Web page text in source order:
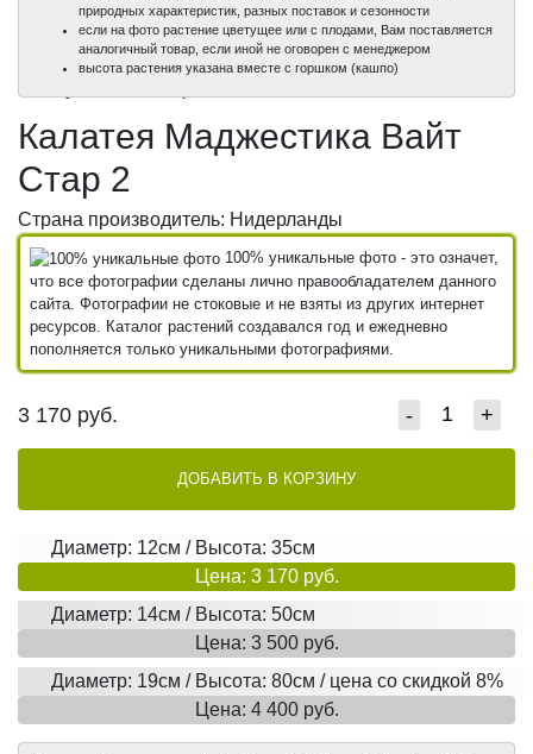
100%
100%
природных характеристик, разных поставок и сезонности
если на фото растение цветущее или с плодами, Вам поставляется
аналогичный товар, если иной не оговорен с менеджером
высота растения указана вместе с горшком (кашпо)
Калатея Маджестика Вайт
Стар 2
Страна производитель: Нидерланды
100% уникальные фото - это означет,
что все фотографии сделаны лично правообладателем данного
сайта. Фотографии не стоковые и не взяты из других интернет
ресурсов. Каталог растений создавался год и ежедневно
пополняется только уникальными фотографиями.
3 170 руб. - +
ДОБАВИТЬ В КОРЗИНУ
Диаметр: 12см / Высота: 35см
Цена: 3 170 руб.
Диаметр: 14см / Высота: 50см
Цена: 3 500 руб.
Диаметр: 19см / Высота: 80см / цена со скидкой 8%
Цена: 4 400 руб.